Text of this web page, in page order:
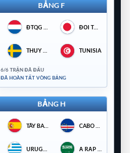
BẢNG F
ĐỘI TUYỂN BÓNG ĐÁ QUỐC GIA NHẬT BẢN
THỤY ĐIỂN TUNISIA
6/6 TRẬN ĐÃ ĐẤU
ĐÃ HOÀN TẤT VÒNG BẢNG
BẢNG H
TÂY BAN NHA